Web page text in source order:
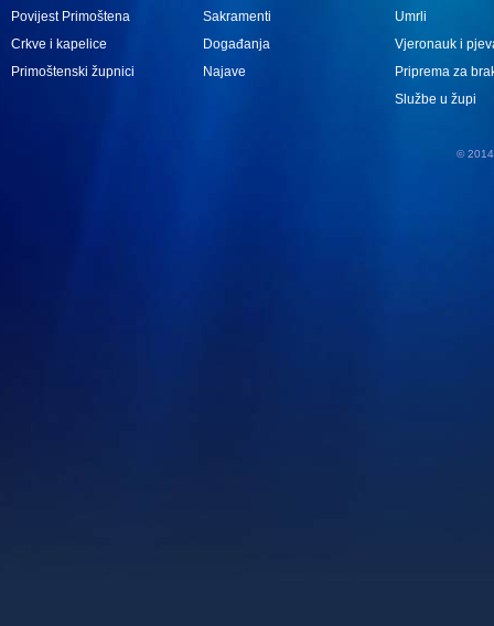
Povijest Primoštena
Crkve i kapelice
Primoštenski župnici
Sakramenti
Događanja
Najave
Umrli
Vjeronauk i
Priprema za
Službe u župi
© 2014